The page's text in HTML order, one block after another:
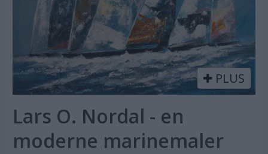
PLUS
Lars O. Nordal - en
moderne marinemaler